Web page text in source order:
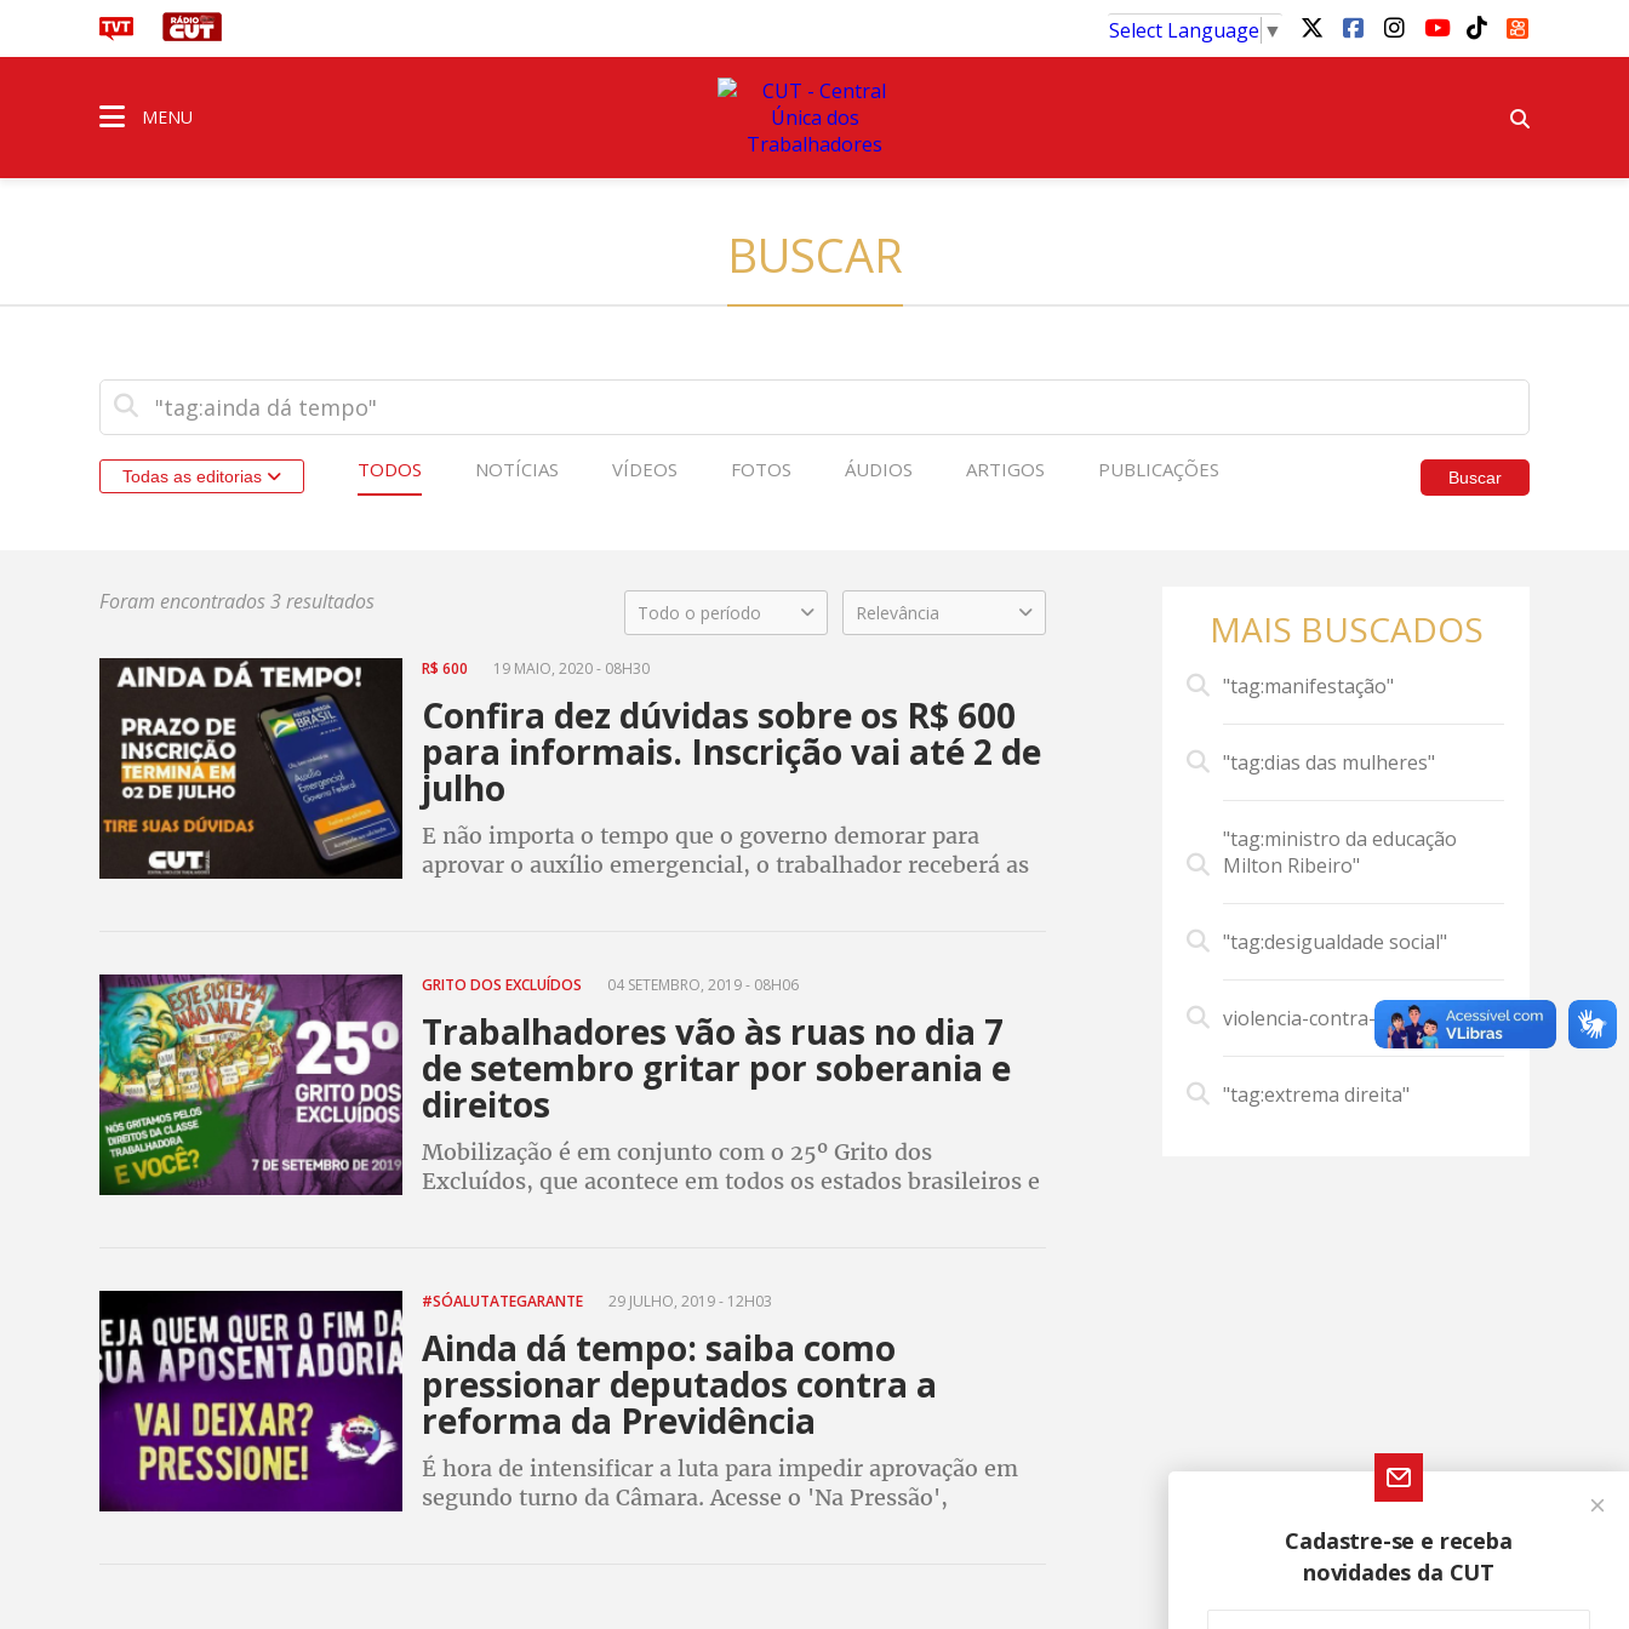
Select Language ▼
MENU
BUSCAR
Todas as editorias TODOS NOTÍCIAS VÍDEOS FOTOS ÁUDIOS ARTIGOS PUBLICAÇÕES Buscar
Foram encontrados 3 resultados Todo o período Relevância
R$ 600 19 MAIO, 2020 - 08H30
Confira dez dúvidas sobre os R$ 600
para informais. Inscrição vai até 2 de
julho
E não importa o tempo que o governo demorar para
aprovar o auxílio emergencial, o trabalhador receberá as
GRITO DOS EXCLUÍDOS 04 SETEMBRO, 2019 - 08H06
Trabalhadores vão às ruas no dia 7
de setembro gritar por soberania e
direitos
Mobilização é em conjunto com o 25º Grito dos
Excluídos, que acontece em todos os estados brasileiros e
#SÓALUTATEGARANTE 29 JULHO, 2019 - 12H03
Ainda dá tempo: saiba como
pressionar deputados contra a
reforma da Previdência
É hora de intensificar a luta para impedir aprovação em
segundo turno da Câmara. Acesse o 'Na Pressão',
MAIS BUSCADOS
"tag:manifestação"
"tag:dias das mulheres"
"tag:ministro da educação
Milton Ribeiro"
"tag:desigualdade social"
violencia-contra-mulher
"tag:extrema direita"
Cadastre-se e receba
novidades da CUT